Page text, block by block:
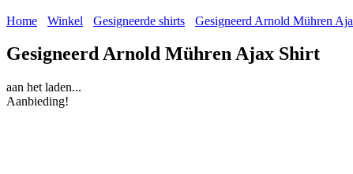
Home Winkel Gesigneerde shirts Gesigneerd Arnold Mühren
Gesigneerd Arnold Mühren Ajax Shirt
aan het laden...
Aanbieding!